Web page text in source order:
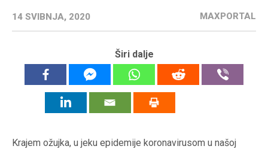
14 SVIBNJA, 2020 MAXPORTAL
Širi dalje
Krajem ožujka, u jeku epidemije koronavirusom u našoj